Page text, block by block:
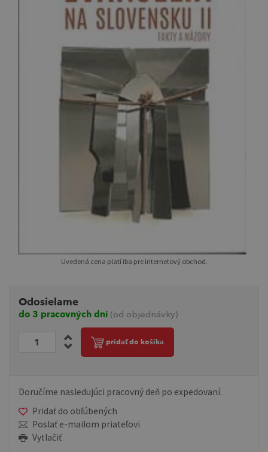
Uvedená cena platí iba pre internetový obchod.
Odosielame
do 3 pracovných dní (od objednávky)
pridať do košíka
Doručíme nasledujúci pracovný deň po expedovaní.
Pridať do obľúbených
Poslať e-mailom priateľovi
Vytlačiť